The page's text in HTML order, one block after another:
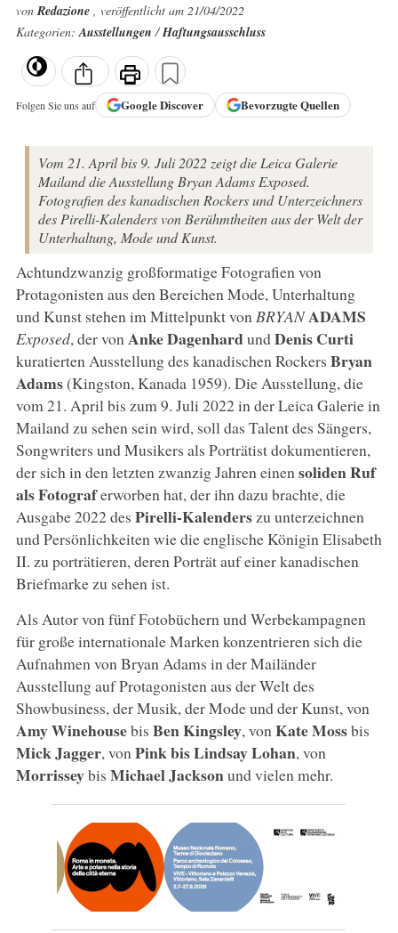
vonRedazione , veröffentlicht am 21/04/2022
Kategorien:Ausstellungen/Haftungsausschluss
Folgen Sie uns auf GoogleDiscover Bevorzugte Quellen
Vom 21. April bis 9. Juli 2022 zeigt die Leica Galerie
Mailand die Ausstellung Bryan Adams Exposed.
Fotografien des kanadischen Rockers und Unterzeichners
des Pirelli-Kalenders von Berühmtheiten aus der Welt der
Unterhaltung, Mode und Kunst.
Achtundzwanzig großformatige Fotografien von
Protagonisten aus den Bereichen Mode, Unterhaltung
und Kunst stehen im Mittelpunkt von BRYANADAMS
Exposed, der von Anke DagenhardundDenis Curti
kuratierten Ausstellung des kanadischen Rockers Bryan
Adams(Kingston, Kanada 1959). Die Ausstellung, die
vom 21. April bis zum 9. Juli 2022 in der Leica Galerie in
Mailand zu sehen sein wird, soll das Talent des Sängers,
Songwriters und Musikers als Porträtist dokumentieren,
der sich in den letzten zwanzig Jahren einen soliden Ruf
als Fotograferworben hat, der ihn dazu brachte, die
Ausgabe 2022 des Pirelli-Kalenderszu unterzeichnen
und Persönlichkeiten wie die englische Königin Elisabeth
II. zu porträtieren, deren Porträt auf einer kanadischen
Briefmarke zu sehen ist.
Als Autor von fünf Fotobüchern und Werbekampagnen
für große internationale Marken konzentrieren sich die
Aufnahmen von Bryan Adams in der Mailänder
Ausstellung auf Protagonisten aus der Welt des
Showbusiness, der Musik, der Mode und der Kunst, von
Amy Winehousebis Ben Kingsley, von Kate Mossbis
Mick Jagger, von Pink bis Lindsay Lohan, von
Morrisseybis Michael Jacksonund vielen mehr.